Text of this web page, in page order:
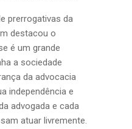
prerrogativas da
destacou o
é um grande
a sociedade
da advocacia
independência e
advogada e cada
atuar livremente.